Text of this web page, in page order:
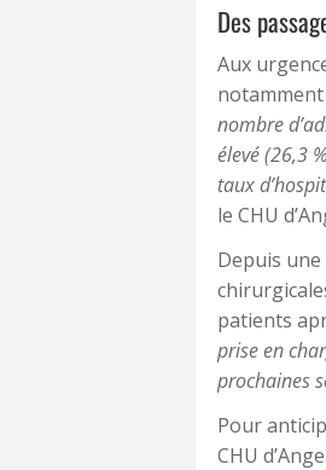
Des
Aux
notamment
nombre
élevé (26,3
taux
le CHU
Depuis
patients
prise en
prochaines
Pour
CHU